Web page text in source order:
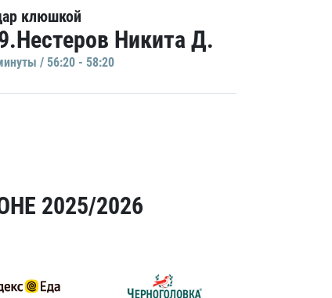
клюшкой
Никита Д.
/ 56:20 - 58:20
2025/2026